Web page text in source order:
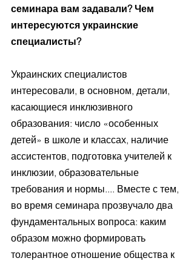
семинара вам задавали? Чем
интересуются украинские
специалисты?
Украинских специалистов
интересовали, в основном, детали,
касающиеся инклюзивного
образования: число «особенных
детей» в школе и классах, наличие
ассистентов, подготовка учителей к
инклюзии, образовательные
требования и нормы.... Вместе с тем,
во время семинара прозвучало два
фундаментальных вопроса: каким
образом можно формировать
толерантное отношение общества к